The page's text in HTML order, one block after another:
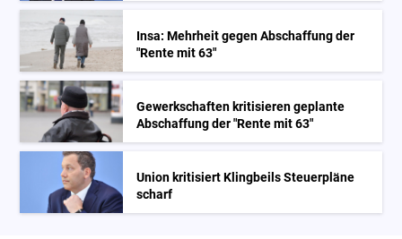
Insa: Mehrheit gegen Abschaffung der
"Rente mit 63"
Gewerkschaften kritisieren geplante
Abschaffung der "Rente mit 63"
Union kritisiert Klingbeils Steuerpläne
scharf